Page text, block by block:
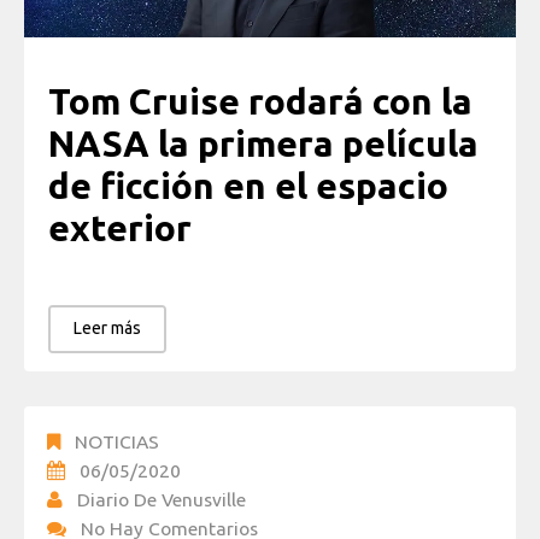
Tom Cruise rodará con la
NASA la primera película
de ficción en el espacio
exterior
Leer más
NOTICIAS
06/05/2020
Diario De Venusville
No Hay Comentarios